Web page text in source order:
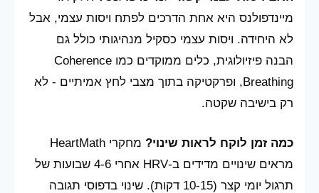
מיינדפולנס היא אחת הדרכים לפתח ויסות עצמי, אבל
לא היחידה. ויסות עצמי כסקיל מנהיגותי כולל גם
הבנה פיזיולוגית, כלים ממוקדים כמו Coherence
Breathing, ופרקטיקה בתוך מצבי לחץ אמיתיים - לא
רק בישיבה שקטה.
כמה זמן לוקח לראות שינוי?
מחקרי HeartMath
מראים שינויים מדידים ב-HRV אחרי 4-6 שבועות של
תרגול יומי קצר (10-15 דקות). שינוי בדפוסי תגובה